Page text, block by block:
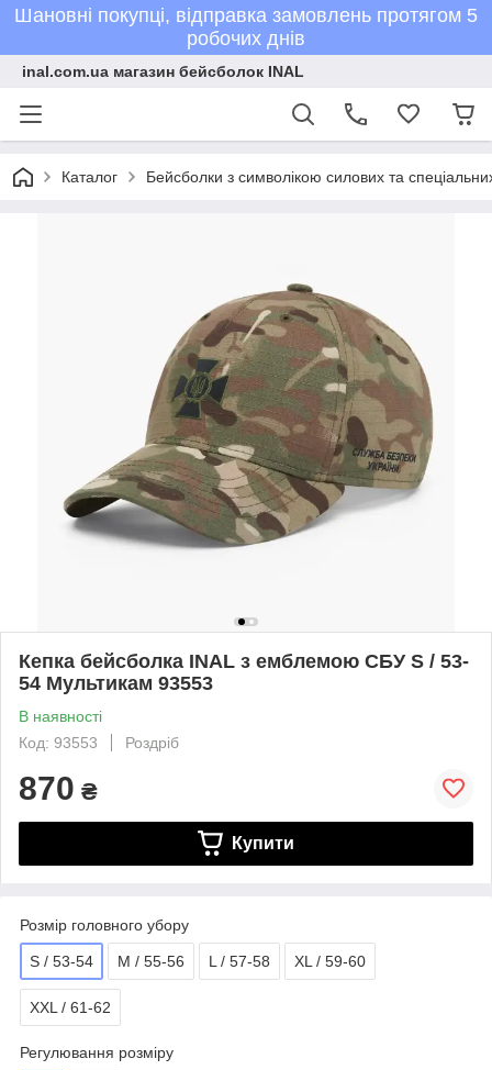
Шановні покупці, відправка замовлень протягом 5
робочих днів
inal.com.ua магазин бейсболок INAL
Каталог Бейсболки з символікою силових та
Кепка бейсболка INAL з емблемою СБУ S / 53-
54 Мультикам 93553
В наявності
Код: 93553
Роздріб
870 ₴
Купити
Розмір головного убору
S / 53-54 M / 55-56 L / 57-58 XL / 59-60
XXL / 61-62
Регулювання розміру